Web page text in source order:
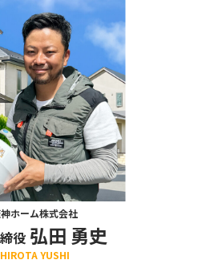
ホーム株式会社
役 弘田 勇史
HIROTA YUSHI